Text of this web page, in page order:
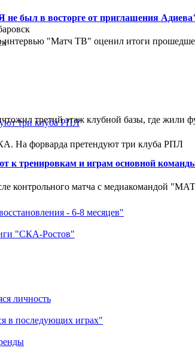
был в восторге от приглашения
"Матч ТВ" оценил итоги
третий этаж клубной базы, где жили
к тренировкам и играм основной
контрольного матча с медиакомандой
На форварда претендуют три клуба РПЛ
- 6-8 месяцев"
"СКА-Ростов"
личность
в последующих играх"